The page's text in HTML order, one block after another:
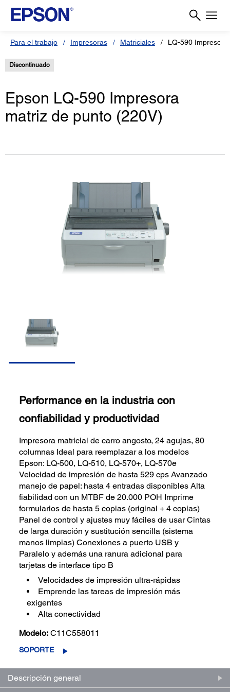
Para el trabajo Impresoras Matriciales LQ-590
Discontinuado
Epson LQ-590 Impresora
matriz de punto (220V)
Performance en la industria con
confiabilidad y productividad
Impresora matricial de carro angosto, 24 agujas, 80
columnas Ideal para reemplazar a los modelos
Epson: LQ-500, LQ-510, LQ-570+, LQ-570e
Velocidad de impresión de hasta 529 cps Avanzado
manejo de papel: hasta 4 entradas disponibles Alta
fiabilidad con un MTBF de 20.000 POH Imprime
formularios de hasta 5 copias (original + 4 copias)
Panel de control y ajustes muy fáciles de usar Cintas
de larga duración y sustitución sencilla (sistema
manos limpias) Conexiones a puerto USB y
Paralelo y además una ranura adicional para
tarjetas de interface tipo B
Velocidades de impresión ultra-rápidas
Emprende las tareas de impresión más
exigentes
Alta conectividad
Modelo: C11C558011
SOPORTE
Descripción general